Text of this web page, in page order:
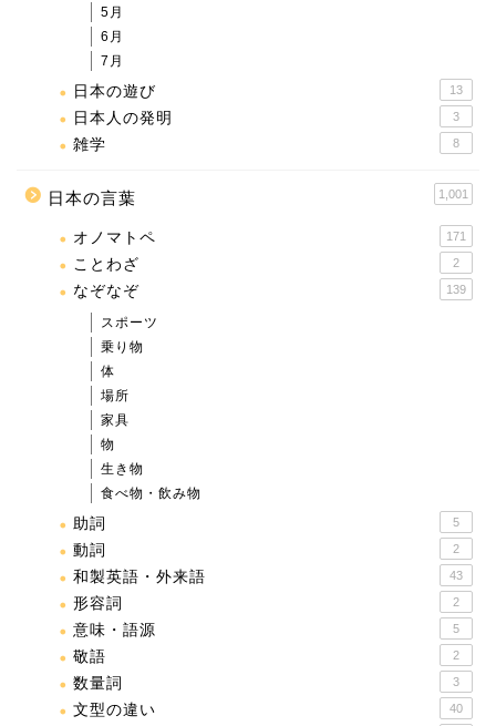
5月
6月
7月
日本の遊び 13
日本人の発明 3
雑学 8
日本の言葉 1,001
オノマトペ 171
ことわざ 2
なぞなぞ 139
スポーツ
乗り物
体
場所
家具
物
生き物
食べ物・飲み物
助詞 5
動詞 2
和製英語・外来語 43
形容詞 2
意味・語源 5
敬語 2
数量詞 3
文型の違い 40